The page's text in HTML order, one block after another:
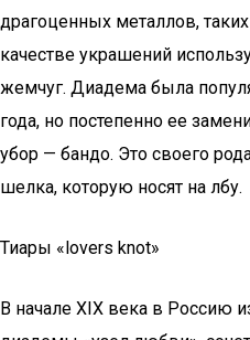
драгоценных металлов,
качестве украшений
жемчуг. Диадема была
года, но постепенно ее
убор — бандо. Это своего
шелка, которую носят на лбу.
Тиары «lovers knot»
В начале XIX века в Россию